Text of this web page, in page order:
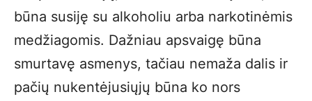
būna susiję su alkoholiu arba narkotinėmis
medžiagomis. Dažniau apsvaigę būna
smurtavę asmenys, tačiau nemaža dalis ir
pačių nukentėjusiųjų būna ko nors